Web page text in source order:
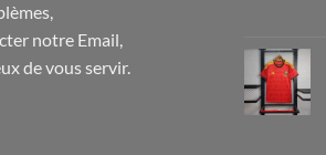
notre Email,
de vous servir.